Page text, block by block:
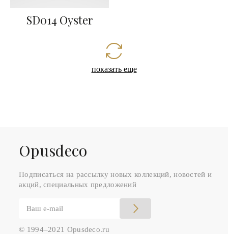
SD014 Oyster
показать еще
Оpusdeco
Подписаться на рассылку новых коллекций, новостей и
акций, специальных предложений
© 1994–2021 Opusdeco.ru